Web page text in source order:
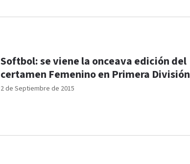
2 de Septiembre de 2015
Softbol: se viene la onceava edición del
certamen Femenino en Primera División